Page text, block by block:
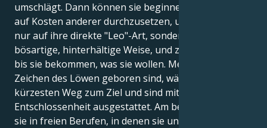
umschlägt. Dann können sie beginnen, ihren Willen
auf Kosten anderer durchzusetzen, und zwar nicht
nur auf ihre direkte "Leo"-Art, sondern auch auf eine
bösartige, hinterhältige Weise, und zwar so lange,
bis sie bekommen, was sie wollen. Menschen, die im
Zeichen des Löwen geboren sind, wählen immer den
kürzesten Weg zum Ziel und sind mit großer
Entschlossenheit ausgestattet. Am besten gedeihen
sie in freien Berufen, in denen sie unabhängig sein